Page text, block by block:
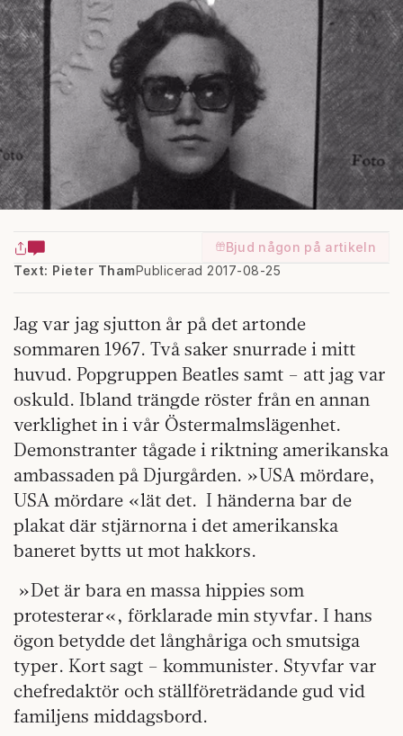
Bjud någon på artikeln
Text: Pieter ThamPublicerad 2017-08-25
Jag var jag sjutton år på det artonde
sommaren 1967. Två saker snurrade i mitt
huvud. Popgruppen Beatles samt – att jag var
oskuld. Ibland trängde röster från en annan
verklighet in i vår Östermalmslägenhet.
Demonstranter tågade i riktning amerikanska
ambassaden på Djurgården. »USA mördare,
USA mördare «lät det. I händerna bar de
plakat där stjärnorna i det amerikanska
baneret bytts ut mot hakkors.
»Det är bara en massa hippies som
protesterar«, förklarade min styvfar. I hans
ögon betydde det långhåriga och smutsiga
typer. Kort sagt – kommunister. Styvfar var
chefredaktör och ställföreträdande gud vid
familjens middagsbord.